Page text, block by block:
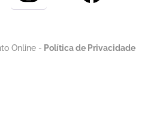
Online - Política de Privacidade